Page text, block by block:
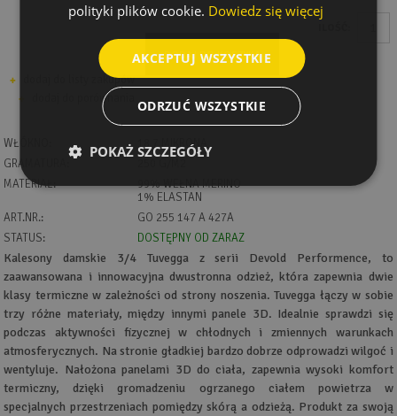
dodaj do listy zakupów
dodaj do porównania
DODAJ DO KOSZYKA
WŁÓKNO:
18,7 MIKRONA
GRAMATURA:
MATERIAŁ:
99% WEŁNA MERINO
1% ELASTAN
ART.NR.:
GO 255 147 A 427A
STATUS:
DOSTĘPNY OD ZARAZ
Kalesony damskie 3/4 Tuvegga z serii Devold Performence, to
zaawansowana i innowacyjna dwustronna odzież, która zapewnia dwie
klasy termiczne w zależności od strony noszenia. Tuvegga łączy w sobie
trzy różne materiały, między innymi panele 3D. Idealnie sprawdzi się
podczas aktywności fizycznej w chłodnych i zmiennych warunkach
atmosferycznych. Na stronie gładkiej bardzo dobrze odprowadzi wilgoć i
wentyluje. Nałożona panelami 3D do ciała, zapewnia wysoki komfort
termiczny, dzięki gromadzeniu ogrzanego ciałem powietrza w
specjalnych przestrzeniach pomiędzy skórą a odzieżą. Produkt za swoją
polityki plików cookie. Dowiedz się więcej
AKCEPTUJ WSZYSTKIE
ODRZUĆ WSZYSTKIE
POKAŻ SZCZEGÓŁY